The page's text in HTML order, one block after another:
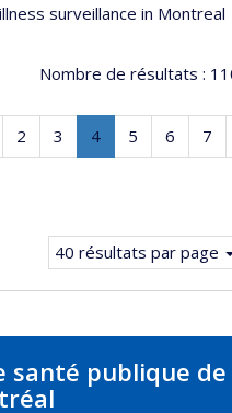
illness surveillance in Montreal
Nombre de résultats :
Page
2 Page
3 Page
4.
Page
Page
5 Page
6 7
40 résultats par page
santé publique